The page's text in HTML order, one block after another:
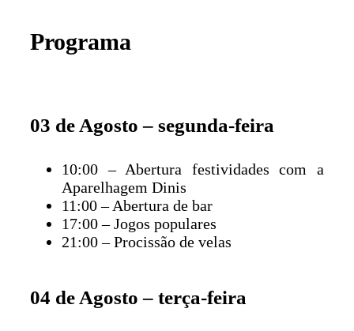
Programa
03 de Agosto – segunda-feira
10:00 – Abertura festividades com a
Aparelhagem Dinis
11:00 – Abertura de bar
17:00 – Jogos populares
21:00 – Procissão de velas
04 de Agosto – terça-feira